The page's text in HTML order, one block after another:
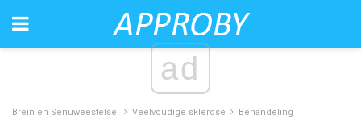
ad
Brein en Senuweestelsel Veelvoudige sklerose Behandeling